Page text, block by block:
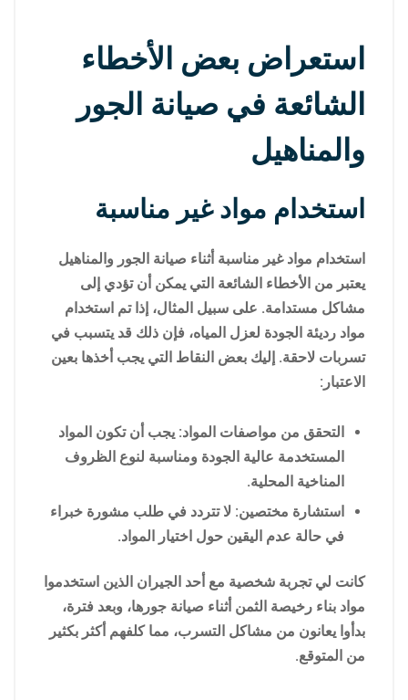
استعراض بعض الأخطاء
الشائعة في صيانة الجور
والمناهيل
استخدام مواد غير مناسبة
استخدام مواد غير مناسبة أثناء صيانة الجور والمناهيل
يعتبر من الأخطاء الشائعة التي يمكن أن تؤدي إلى
مشاكل مستدامة. على سبيل المثال، إذا تم استخدام
مواد رديئة الجودة لعزل المياه، فإن ذلك قد يتسبب في
تسربات لاحقة. إليك بعض النقاط التي يجب أخذها بعين
الاعتبار:
التحقق من مواصفات المواد: يجب أن تكون المواد
المستخدمة عالية الجودة ومناسبة لنوع الظروف
المناخية المحلية.
استشارة مختصين: لا تتردد في طلب مشورة خبراء
في حالة عدم اليقين حول اختيار المواد.
كانت لي تجربة شخصية مع أحد الجيران الذين استخدموا
مواد بناء رخيصة الثمن أثناء صيانة جورها، وبعد فترة،
بدأوا يعانون من مشاكل التسرب، مما كلفهم أكثر بكثير
من المتوقع.